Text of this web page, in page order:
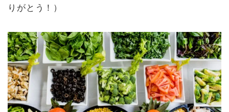
りがとう！）